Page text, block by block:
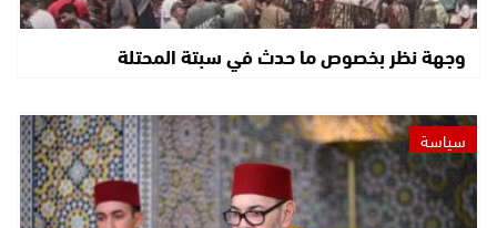
وجهة نظر بخصوص ما حدث في سبتة المحتلة
سياسة